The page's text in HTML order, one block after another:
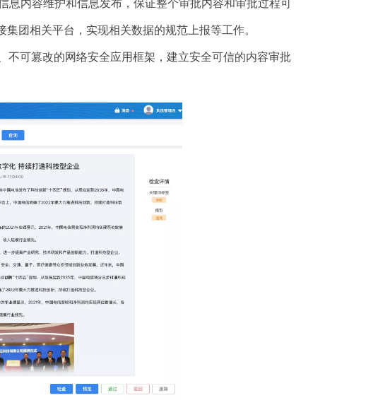
团相关平台，实现相关数据的规范上报等工作。
可篡改的网络安全应用框架，建立安全可信的内容审批